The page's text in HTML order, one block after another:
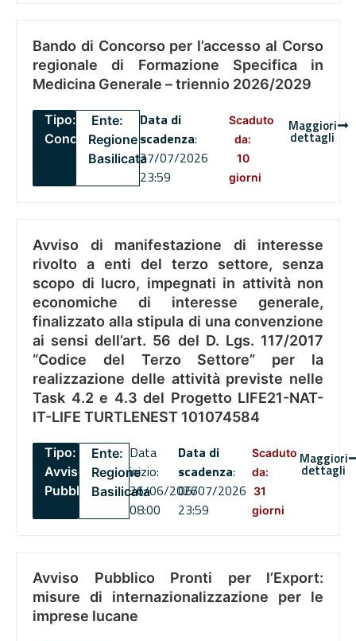
Bando di Concorso per l’accesso al Corso
regionale di Formazione Specifica in
Medicina Generale – triennio 2026/2029
Tipo:
Concorsi
Ente:
Regione
Basilicata
Data di
scadenza:
27/07/2026
23:59
Scaduto
da:
10
giorni
Maggiori
dettagli
Avviso di manifestazione di interesse
rivolto a enti del terzo settore, senza
scopo di lucro, impegnati in attività non
economiche di interesse generale,
finalizzato alla stipula di una convenzione
ai sensi dell’art. 56 del D. Lgs. 117/2017
“Codice del Terzo Settore” per la
realizzazione delle attività previste nelle
Task 4.2 e 4.3 del Progetto LIFE21-NAT-
IT-LIFE TURTLENEST 101074584
Tipo:
Avviso
Pubblico
Ente:
Regione
Basilicata
Data
inizio:
26/06/2026
08:00
Data di
scadenza:
06/07/2026
23:59
Scaduto
da:
31
giorni
Maggiori
dettagli
Avviso Pubblico Pronti per l’Export:
misure di internazionalizzazione per le
imprese lucane